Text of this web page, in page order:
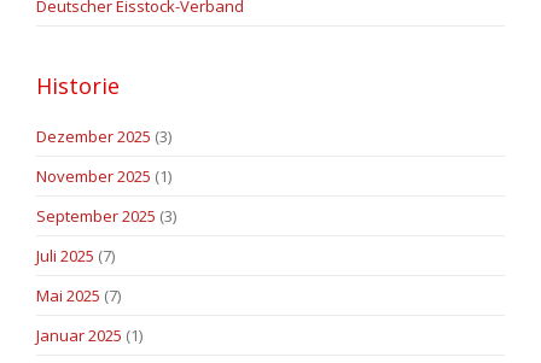
Deutscher Eisstock-Verband
Historie
Dezember 2025 (3)
November 2025 (1)
September 2025 (3)
Juli 2025 (7)
Mai 2025 (7)
Januar 2025 (1)